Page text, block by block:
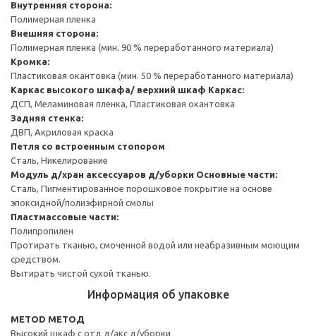
Внутренняя сторона:
Полимерная пленка
Внешняя сторона:
Полимерная пленка (мин. 90 % переработанного материала)
Кромка:
Пластиковая окантовка (мин. 50 % переработанного материала)
Каркас высокого шкафа/ верхний шкаф Каркас:
ДСП, Меламиновая пленка, Пластиковая окантовка
Задняя стенка:
ДВП, Акриловая краска
Петля со встроенным стопором
Сталь, Никелирование
Модуль д/хран аксессуаров д/уборки Основные части:
Сталь, Пигментированное порошковое покрытие на основе
эпоксидной/полиэфирной смолы
Пластмассовые части:
Полипропилен
Протирать тканью, смоченной водой или неабразивным моющим
средством.
Вытирать чистой сухой тканью.
Информация об упаковке
METOD МЕТОД
Высокий шкаф с отд д/акс д/уборки